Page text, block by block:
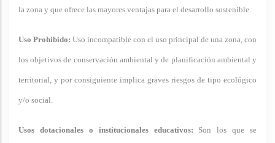
la zona y que ofrece las mayores ventajas para el desarrollo sostenible.
Uso Prohibido: Uso incompatible con el uso principal de una zona, con
los objetivos de conservación ambiental y de planificación ambiental y
territorial, y por consiguiente implica graves riesgos de tipo ecológico
y/o social.
Usos dotacionales o institucionales educativos: Son los que se